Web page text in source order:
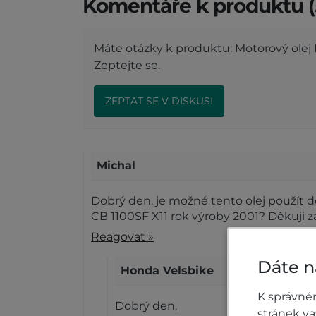
Komentáře k produktu
Máte otázky k produktu: Motorový olej
Zeptejte se.
ZEPTAT SE V DISKUSI
Michal
Dobrý den, je možné tento olej použít
CB 1100SF X11 rok výroby 2001? Děkuji
Reagovat »
Honda Velsbike
Dobrý den,
Dáte
K
stránek